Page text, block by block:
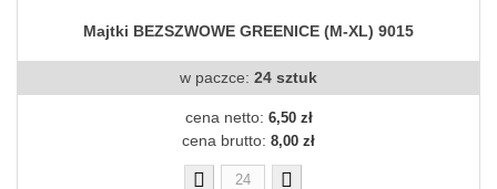
Majtki BEZSZWOWE GREENICE (M-XL) 9015
w paczce: 24 sztuk
cena netto: 6,50 zł
cena brutto: 8,00 zł